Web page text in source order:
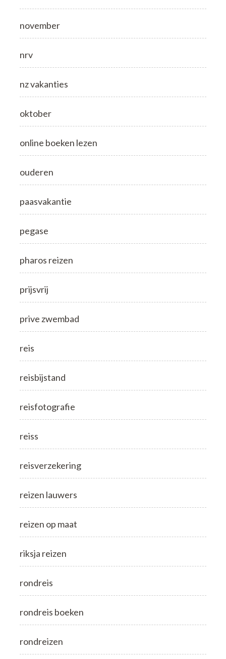
november
nrv
nz vakanties
oktober
online boeken lezen
ouderen
paasvakantie
pegase
pharos reizen
prijsvrij
prive zwembad
reis
reisbijstand
reisfotografie
reiss
reisverzekering
reizen lauwers
reizen op maat
riksja reizen
rondreis
rondreis boeken
rondreizen